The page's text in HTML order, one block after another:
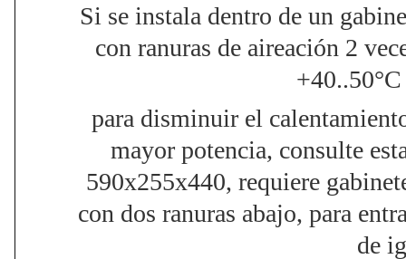
Si se instala dentro de un
con ranuras de aireación 2
para disminuir el
mayor potencia, consulte
590x255x440, requiere
con dos ranuras abajo, para
de